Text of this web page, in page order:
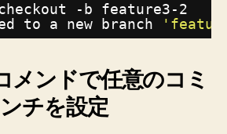
-b feature3-2
to a new branch
メンドで任意のコミ
チを設定